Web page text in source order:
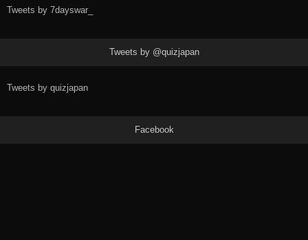
Tweets by 7dayswar_
Tweets by @quizjapan
Tweets by quizjapan
Facebook